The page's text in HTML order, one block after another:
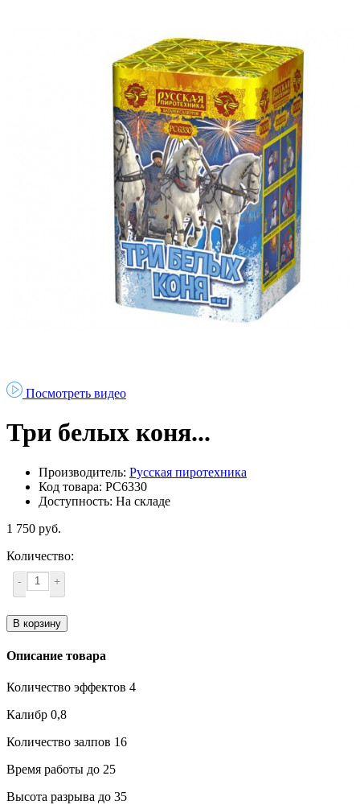
Посмотреть видео
Три белых коня...
Производитель: Русская пиротехника
Код товара: РС6330
Доступность: На складе
1 750 руб.
Количество:
- +
В корзину
Описание товара
Количество эффектов 4
Калибр 0,8
Количество залпов 16
Время работы до 25
Высота разрыва до 35